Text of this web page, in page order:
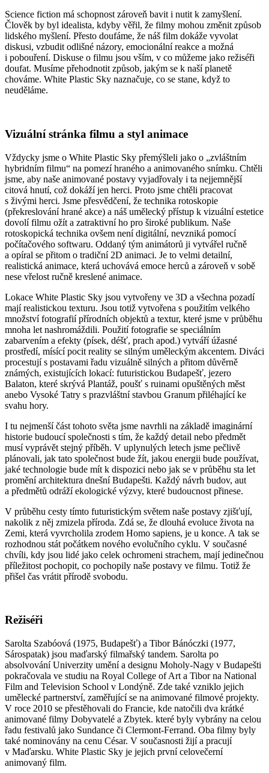
Science fiction má schopnost zároveň bavit i nutit k zamyšlení.
Člověk by byl idealista, kdyby věřil, že filmy mohou změnit způsob
lidského myšlení. Přesto doufáme, že náš film dokáže vyvolat
diskusi, vzbudit odlišné názory, emocionální reakce a možná
i pobouření. Diskuse o filmu jsou vším, v co můžeme jako režiséři
doufat. Musíme přehodnotit způsob, jakým se k naší planetě
chováme. White Plastic Sky naznačuje, co se stane, když to
neuděláme.
Vizuální stránka filmu a styl animace
Vždycky jsme o White Plastic Sky přemýšleli jako o „zvláštním
hybridním filmu“ na pomezí hraného a animovaného snímku. Chtěli
jsme, aby naše animované postavy vyjadřovaly i ta nejjemnější
citová hnutí, což dokáží jen herci. Proto jsme chtěli pracovat
s živými herci. Jsme přesvědčení, že technika rotoskopie
(překreslování hrané akce) a náš umělecký přístup k vizuální estetice
dovolí filmu ožít a zatraktivní ho pro široké publikum. Naše
rotoskopická technika ovšem není digitální, nevzniká pomocí
počítačového softwaru. Oddaný tým animátorů ji vytvářel ručně
a opíral se přitom o tradiční 2D animaci. Je to velmi detailní,
realistická animace, která uchovává emoce herců a zároveň v sobě
nese vřelost ručně kreslené animace.
Lokace White Plastic Sky jsou vytvořeny ve 3D a všechna pozadí
mají realistickou texturu. Jsou totiž vytvořena s použitím velkého
množství fotografií přírodních objektů a textur, které jsme v průběhu
mnoha let nashromáždili. Použití fotografie se speciálním
zabarvením a efekty (písek, déšť, prach apod.) vytváří úžasné
prostředí, mísící pocit reality se silným uměleckým akcentem. Diváci
procestují s postavami řadu vizuálně silných a přitom důvěrně
známých, existujících lokací: futuristickou Budapešť, jezero
Balaton, které skrývá Plantáž, poušť s ruinami opuštěných měst
anebo Vysoké Tatry s prazvláštní stavbou Granum přiléhající ke
svahu hory.
I tu nejmenší část tohoto světa jsme navrhli na základě imaginární
historie budoucí společnosti s tím, že každý detail nebo předmět
musí vyprávět stejný příběh. V uplynulých letech jsme pečlivě
plánovali, jak tato společnost bude žít, jakou energii bude používat,
jaké technologie bude mít k dispozici nebo jak se v průběhu sta let
promění architektura dnešní Budapešti. Každý návrh budov, aut
a předmětů odráží ekologické výzvy, které budoucnost přinese.
V průběhu cesty tímto futuristickým světem naše postavy zjišťují,
nakolik z něj zmizela příroda. Zdá se, že dlouhá evoluce života na
Zemi, která vyvrcholila zrodem Homo sapiens, je u konce. A tak se
rozhodnou stát počátkem nového evolučního cyklu. V současné
chvíli, kdy jsou lidé jako celek ochromeni strachem, mají jedinečnou
příležitost pochopit, co pochopily naše postavy ve filmu. Totiž že
přišel čas vrátit přírodě svobodu.
Režiséři
Sarolta Szabóová (1975, Budapešť) a Tibor Bánóczki (1977,
Sárospatak) jsou maďarský filmařský tandem. Sarolta po
absolvování Univerzity umění a designu Moholy-Nagy v Budapešti
pokračovala ve studiu na Royal College of Art a Tibor na National
Film and Television School v Londýně. Zde také vzniklo jejich
umělecké partnerství, zaměřující se na animované filmové projekty.
V roce 2010 se přestěhovali do Francie, kde natočili dva krátké
animované filmy Dobyvatelé a Zbytek. které byly vybrány na celou
řadu festivalů jako Sundance či Clermont-Ferrand. Oba filmy byly
také nominovány na cenu César. V současnosti žijí a pracují
v Maďarsku. White Plastic Sky je jejich první celovečerní
animovaný film.